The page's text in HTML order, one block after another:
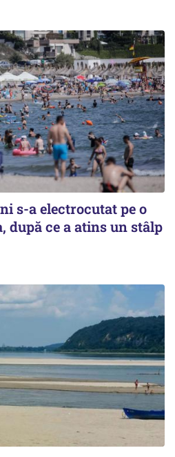
s-a electrocutat pe o
după ce a atins un stâlp